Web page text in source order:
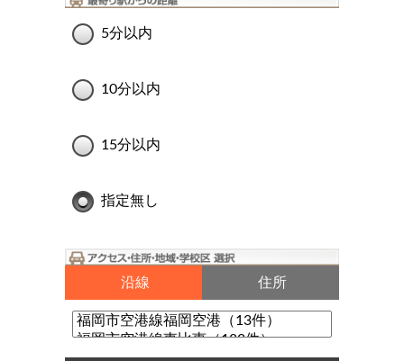
5分以内
10分以内
15分以内
指定無し
沿線 住所